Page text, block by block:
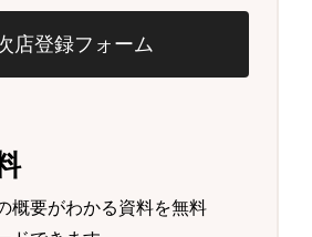
店登録フォーム
概要がわかる資料を無料